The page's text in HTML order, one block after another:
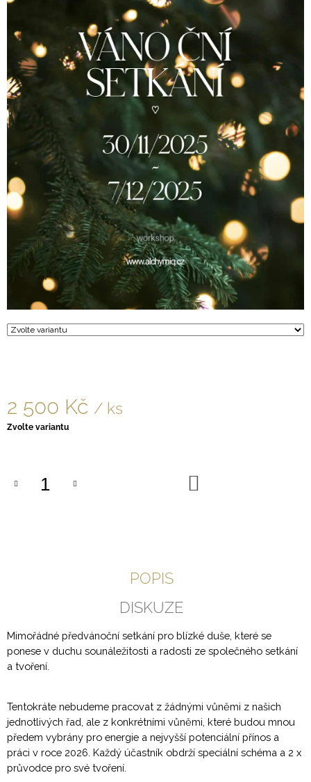
2 500 Kč / ks
Měrná
Zvolte variantu
POPIS
DISKUZE
Mimořádné předvánoční setkání pro blízké duše, které se
ponese v duchu sounáležitosti a radosti ze společného setkání
a tvoření.
Tentokráte nebudeme pracovat z žádnými vůněmi z našich
jednotlivých řad, ale z konkrétními vůněmi, které budou mnou
předem vybrány pro energie a nejvyšší potenciální přínos a
práci v roce 2026. Každý účastník obdrží speciální schéma a 2 x
průvodce pro své tvoření.
J
T
?
HLEDAT
D
P
O
U
J
E
Z
HVĚZD